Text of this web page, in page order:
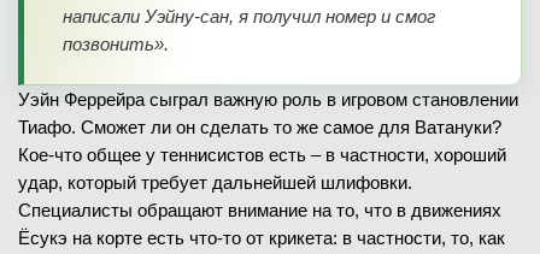
написали Уэйну-сан, я получил номер и смог
позвонить».
Уэйн Феррейра сыграл важную роль в игровом становлении
Тиафо. Сможет ли он сделать то же самое для Ватануки?
Кое-что общее у теннисистов есть – в частности, хороший
удар, который требует дальнейшей шлифовки.
Специалисты обращают внимание на то, что в движениях
Ёсукэ на корте есть что-то от крикета: в частности, то, как